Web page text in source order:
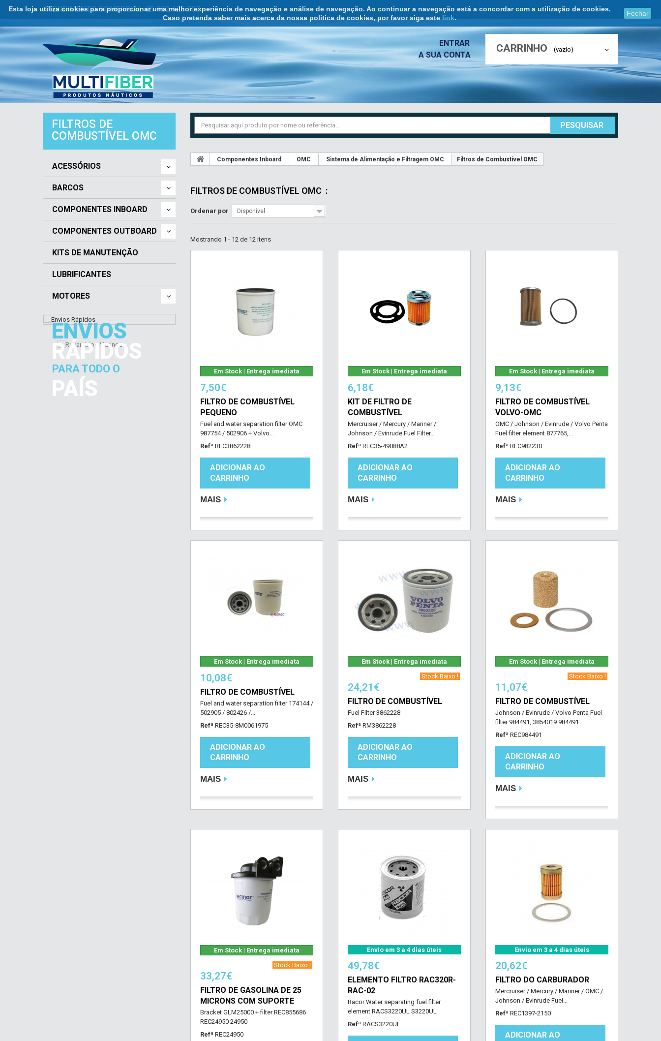
Esta loja utiliza cookies para proporcionar uma melhor experiência de navegação e análise de navegação. Ao continuar a navegação está a concordar com a utilização de cookies.
Caso pretenda saber mais acerca da nossa política de cookies, por favor siga este link.
Fechar
ATENDIMENTO COMERCIAL ☏ 932 121 707
CARRINHO (vazio)
ENTRAR
A SUA CONTA
PESQUISAR
FILTROS DE
COMBUSTÍVEL OMC
ACESSÓRIOS
BARCOS
COMPONENTES INBOARD
COMPONENTES OUTBOARD
KITS DE MANUTENÇÃO
LUBRIFICANTES
MOTORES
ENVIOS
RÁPIDOS
PARA TODO O
PAÍS
Componentes Inboard OMC Sistema de Alimentação e Filtragem OMC Filtros de Combustível OMC
FILTROS DE COMBUSTÍVEL OMC :
Ordenar por Disponível
Mostrando 1 - 12 de 12 itens
Em Stock | Entrega imediata
7,50€
FILTRO DE COMBUSTÍVEL
PEQUENO
Fuel and water separation filter OMC
987754 / 502906 + Volvo...
Refª REC3862228
ADICIONAR AO
CARRINHO
MAIS
Em Stock | Entrega imediata
6,18€
KIT DE FILTRO DE
COMBUSTÍVEL
Mercruiser / Mercury / Mariner /
Johnson / Evinrude Fuel Filter...
Refª REC35-49088A2
ADICIONAR AO
CARRINHO
MAIS
Em Stock | Entrega imediata
9,13€
FILTRO DE COMBUSTÍVEL
VOLVO-OMC
OMC / Johnson / Evinrude / Volvo Penta
Fuel filter element 877765,...
Refª REC982230
ADICIONAR AO
CARRINHO
MAIS
Em Stock | Entrega imediata
10,08€
FILTRO DE COMBUSTÍVEL
Fuel and water separation filter 174144 /
502905 / 802426 /...
Refª REC35-8M0061975
ADICIONAR AO
CARRINHO
MAIS
Em Stock | Entrega imediata
‎ Stock Baixo !‎ ‎
24,21€
FILTRO DE COMBUSTÍVEL
Fuel Filter 3862228
Refª RM3862228
ADICIONAR AO
CARRINHO
MAIS
Em Stock | Entrega imediata
‎ Stock Baixo !‎ ‎
11,07€
FILTRO DE COMBUSTÍVEL
Johnson / Evinrude / Volvo Penta Fuel
filter 984491, 3854019 984491
Refª REC984491
ADICIONAR AO
CARRINHO
MAIS
Em Stock | Entrega imediata
‎ Stock Baixo !‎ ‎
33,27€
FILTRO DE GASOLINA DE 25
MICRONS COM SUPORTE
Bracket GLM25000 + filter REC855686
REC24950 24950
Refª REC24950
Envio em 3 a 4 dias úteis
49,78€
ELEMENTO FILTRO RAC320R-
RAC-02
Racor Water separating fuel filter
element RACS3220UL S3220UL
Refª RACS3220UL
Envio em 3 a 4 dias úteis
20,62€
FILTRO DO CARBURADOR
Mercruiser / Mercury / Mariner / OMC /
Johnson / Evinrude Fuel...
Refª REC1397-2150
ADICIONAR AO